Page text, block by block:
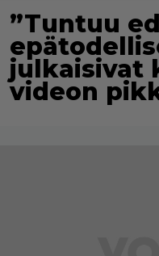
”Tuntuu
julkaisivat
videon